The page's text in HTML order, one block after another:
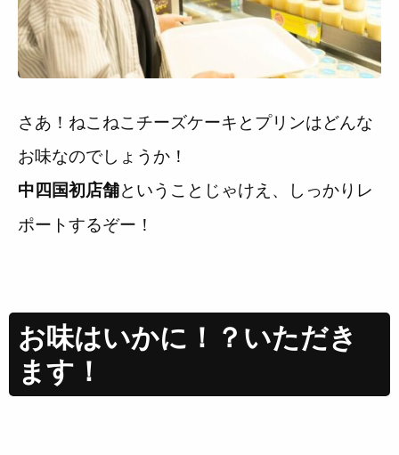
さあ！ねこねこチーズケーキとプリンはどんな
お味なのでしょうか！
中四国初店舗ということじゃけえ、しっかりレ
ポートするぞー！
お味はいかに！？いただき
ます！